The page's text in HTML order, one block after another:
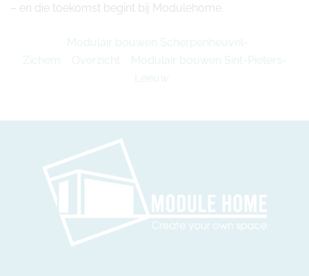
– en die toekomst begint bij Modulehome.
Modulair bouwen Scherpenheuvel-
Zichem
Overzicht
Modulair bouwen Sint-Pieters-
Leeuw